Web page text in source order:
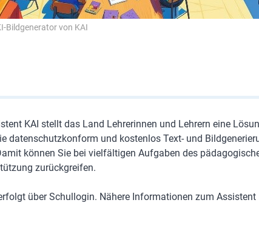
Bildgenerator von KAI
KAI stellt das Land Lehrerinnen und Lehrern eine
datenschutzkonform und kostenlos Text- und
können Sie bei vielfältigen Aufgaben des
zurückgreifen.
über Schullogin. Nähere Informationen zum Assistent